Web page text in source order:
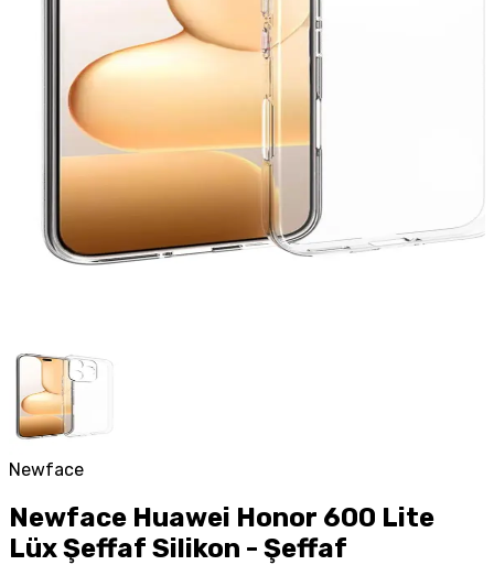
Newface
Newface Huawei Honor 600 Lite
Lüx Şeffaf Silikon - Şeffaf